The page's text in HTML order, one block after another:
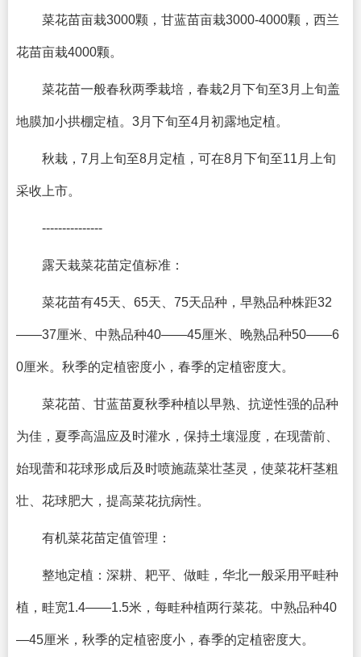
菜花苗亩栽3000颗，甘蓝苗亩栽3000-4000颗，西兰
花苗亩栽4000颗。
菜花苗一般春秋两季栽培，春栽2月下旬至3月上旬盖
地膜加小拱棚定植。3月下旬至4月初露地定植。
秋栽，7月上旬至8月定植，可在8月下旬至11月上旬
采收上市。
---------------
露天栽菜花苗定值标准：
菜花苗有45天、65天、75天品种，早熟品种株距32
——37厘米、中熟品种40——45厘米、晚熟品种50——6
0厘米。秋季的定植密度小，春季的定植密度大。
菜花苗、甘蓝苗夏秋季种植以早熟、抗逆性强的品种
为佳，夏季高温应及时灌水，保持土壤湿度，在现蕾前、
始现蕾和花球形成后及时喷施蔬菜壮茎灵，使菜花杆茎粗
壮、花球肥大，提高菜花抗病性。
有机菜花苗定值管理：
整地定植：深耕、耙平、做畦，华北一般采用平畦种
植，畦宽1.4——1.5米，每畦种植两行菜花。中熟品种40
—45厘米，秋季的定植密度小，春季的定植密度大。